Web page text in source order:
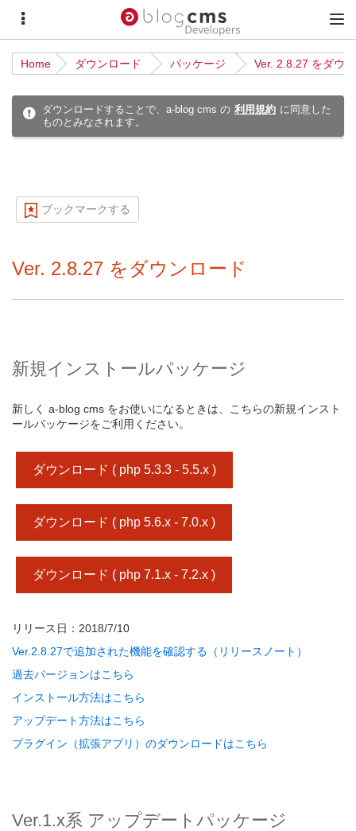
サ
イ
ド
メ
ニ
メ
イ
ン
メ
Home ダウンロード パッケージ Ver. 2.8.27 をダウ
ダウンロードすることで、a-blog cms の 利用規約 に同意した
ものとみなされます。
ブックマークする
Ver. 2.8.27 をダウンロード
新規インストールパッケージ
新しく a-blog cms をお使いになるときは、こちらの新規インスト
ールパッケージをご利用ください。
ダウンロード ( php 5.3.3 - 5.5.x )
ダウンロード ( php 5.6.x - 7.0.x )
ダウンロード ( php 7.1.x - 7.2.x )
リリース日：2018/7/10
Ver.2.8.27で追加された機能を確認する（リリースノート）
過去バージョンはこちら
インストール方法はこちら
アップデート方法はこちら
プラグイン（拡張アプリ）のダウンロードはこちら
Ver.1.x系 アップデートパッケージ